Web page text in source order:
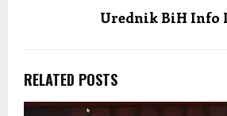
Urednik BiH Info
RELATED POSTS